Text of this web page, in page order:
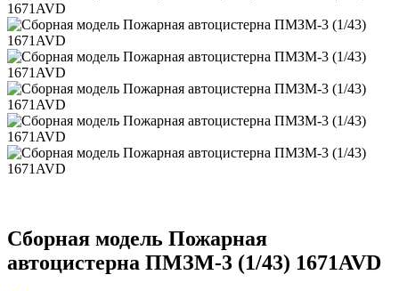
Сборная модель Пожарная
автоцистерна ПМЗМ-3 (1/43) 1671AVD